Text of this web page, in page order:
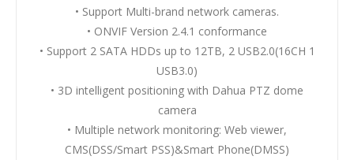
• Support Multi-brand network cameras.
• ONVIF Version 2.4.1 conformance
• Support 2 SATA HDDs up to 12TB, 2 USB2.0(16CH 1
USB3.0)
• 3D intelligent positioning with Dahua PTZ dome
camera
• Multiple network monitoring: Web viewer,
CMS(DSS/Smart PSS)&Smart Phone(DMSS)